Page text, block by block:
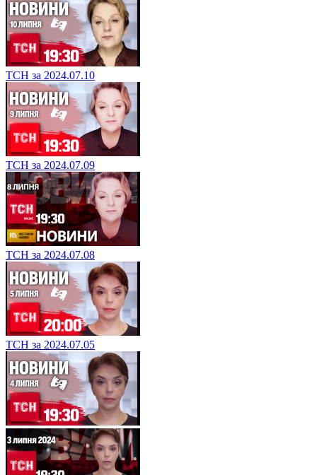
ТСН за 2024.07.10
ТСН за 2024.07.09
ТСН за 2024.07.08
ТСН за 2024.07.05